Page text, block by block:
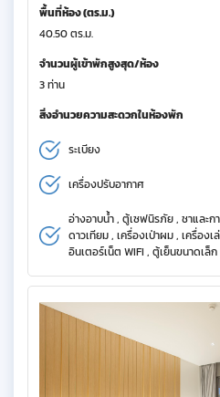
พื้นที่ห้อง (ตร.ม.)
40.50 ตร.ม.
จำนวนผู้เข้าพักสูงสุด/ห้อง
3 ท่าน
สิ่งอำนวยความสะดวกในห้องพัก
ระเบียง
เครื่องปรับอากาศ
อ่างอาบน้ำ , ตู้เซฟนิรภัย , ชาและ
ดาวเทียม , เครื่องเป่าผม , เครื่
อินเตอร์เน็ต WIFI , ตู้เย็นขนาดเล็ก